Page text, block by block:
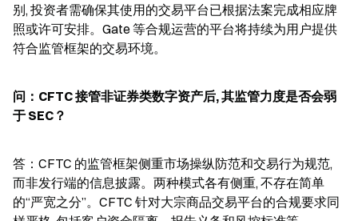
别, 投资者需确保其使用的交易平台已根据法案完成相应牌
照或许可安排。Gate 等合规运营的平台将持续为用户提供
符合监管框架的交易环境。
问：CFTC 接管非证券类数字资产后, 其监管力度是否会弱
于 SEC？
答：CFTC 的监管框架侧重市场操纵防范和交易行为规范,
而非发行端的信息披露。两种模式各有侧重, 不存在简单
的“严宽之分”。CFTC 针对大宗商品交易平台的合规要求同